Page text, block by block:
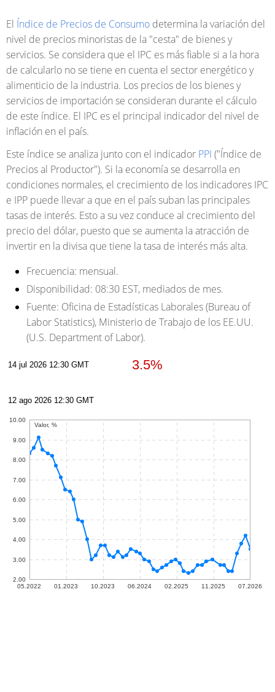
El Índice de Precios de Consumo determina la variación del
nivel de precios minoristas de la "cesta" de bienes y
servicios. Se considera que el IPC es más fiable si a la hora
de calcularlo no se tiene en cuenta el sector energético y
alimenticio de la industria. Los precios de los bienes y
servicios de importación se consideran durante el cálculo
de este índice. El IPC es el principal indicador del nivel de
inflación en el país.
Este índice se analiza junto con el indicador PPI ("Índice de
Precios al Productor"). Si la economía se desarrolla en
condiciones normales, el crecimiento de los indicadores IPC
e IPP puede llevar a que en el país suban las principales
tasas de interés. Esto a su vez conduce al crecimiento del
precio del dólar, puesto que se aumenta la atracción de
invertir en la divisa que tiene la tasa de interés más alta.
Frecuencia: mensual.
Disponibilidad: 08:30 EST, mediados de mes.
Fuente: Oficina de Estadísticas Laborales (Bureau of
Labor Statistics), Ministerio de Trabajo de los EE.UU.
(U.S. Department of Labor).